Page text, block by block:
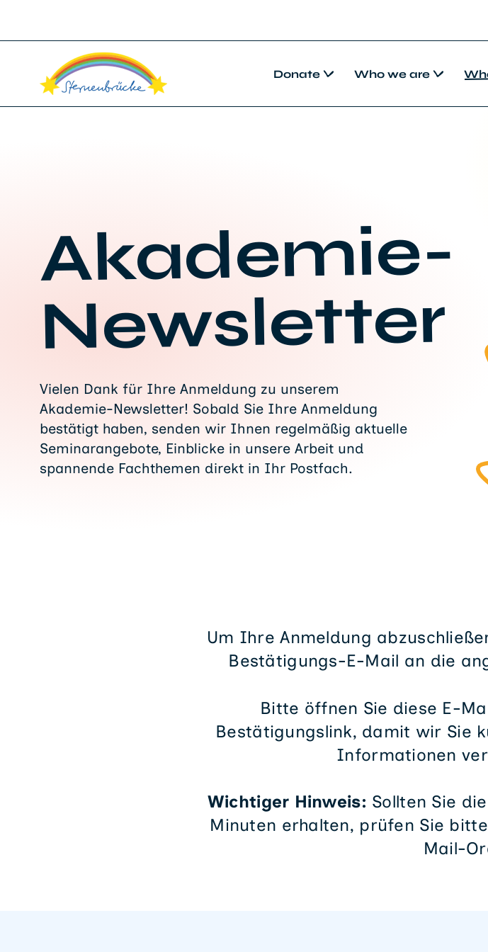
Donate Who we are
Akademie-
Newsletter
Vielen Dank für Ihre Anmeldung zu unserem
Akademie-Newsletter! Sobald Sie Ihre Anmeldung
bestätigt haben, senden wir Ihnen regelmäßig aktuelle
Seminarangebote, Einblicke in unsere Arbeit und
spannende Fachthemen direkt in Ihr Postfach.
Um Ihre Anmeldung
Bestätigungs-E-Mail an die
Bitte öffnen Sie diese E-
Bestätigungslink, damit wir Sie
Informationen
Wichtiger Hinweis: Sollten Sie
Minuten erhalten, prüfen Sie
Mail-